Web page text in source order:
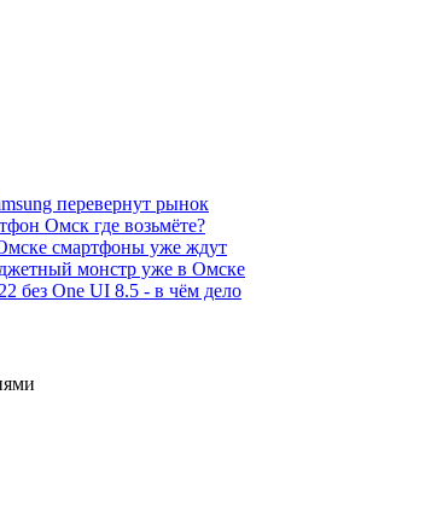
перевернут рынок
Омск где возьмёте?
смартфоны уже ждут
монстр уже в Омске
без One UI 8.5 - в чём дело